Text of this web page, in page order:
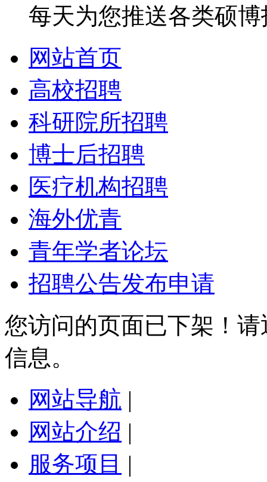
每天为您推送各类硕
网站首页
高校招聘
科研院所招聘
博士后招聘
医疗机构招聘
海外优青
青年学者论坛
招聘公告发布申请
您访问的页面已下架！请
信息。
网站导航 |
网站介绍 |
服务项目 |